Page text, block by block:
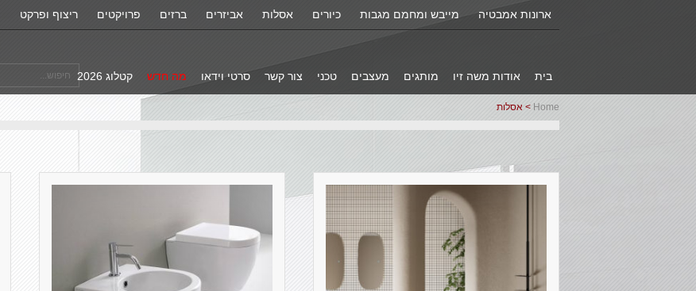
ארונות אמבטיה מייבש ומחמם מגבות כיורים אסלות אביזרים ברזים פרויקטים ריצוף ופרקט
קטלוג 2026 מה חדש סרטי וידאו צור קשר טכני מעצבים מותגים אודות משה זיו בית
Home > אסלות